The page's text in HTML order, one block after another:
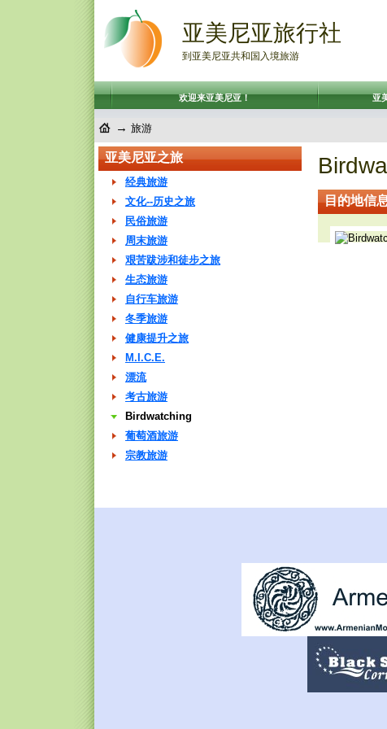
亚美尼亚旅行社
到亚美尼亚共和国入境旅游
欢迎来亚美尼亚！ 亚
→ 旅游
亚美尼亚之旅
经典旅游
文化--历史之旅
民俗旅游
周末旅游
艰苦跋涉和徒步之旅
生态旅游
自行车旅游
冬季旅游
健康提升之旅
M.I.C.E.
漂流
考古旅游
Birdwatching
葡萄酒旅游
宗教旅游
目的地信